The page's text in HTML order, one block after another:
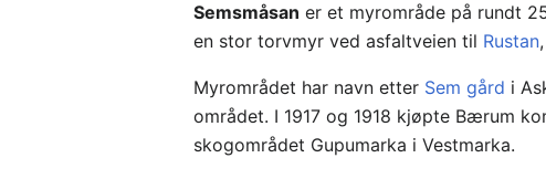
Semsmåsan er et myrområde på rundt
en stor torvmyr ved asfaltveien til Rustan
Myrområdet har navn etter Sem gård i
området. I 1917 og 1918 kjøpte Bærum
skogområdet Gupumarka i Vestmarka.